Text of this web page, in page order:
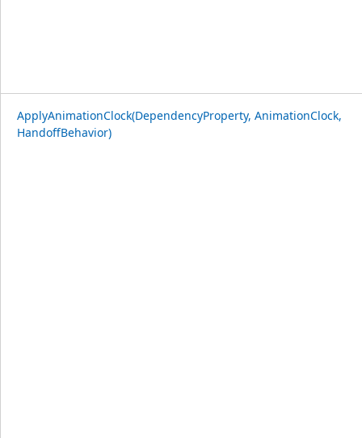
ApplyAnimationClock(DependencyProperty, AnimationClock,
HandoffBehavior)